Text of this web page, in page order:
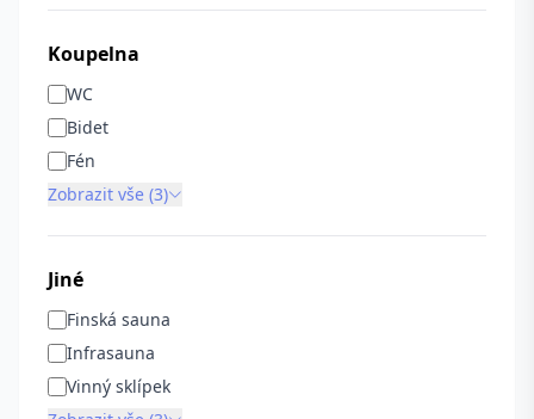
Koupelna
WC
Bidet
Fén
Zobrazit vše (3)
Jiné
Finská sauna
Infrasauna
Vinný sklípek